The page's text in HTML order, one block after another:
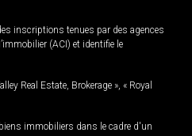
inscriptions tenues par des agences
(ACI) et identifie le
Real Estate, Brokerage », « Royal
immobiliers dans le cadre d'un